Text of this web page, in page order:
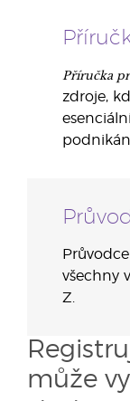
Příručka
zdroje,
všechny
Z.
může